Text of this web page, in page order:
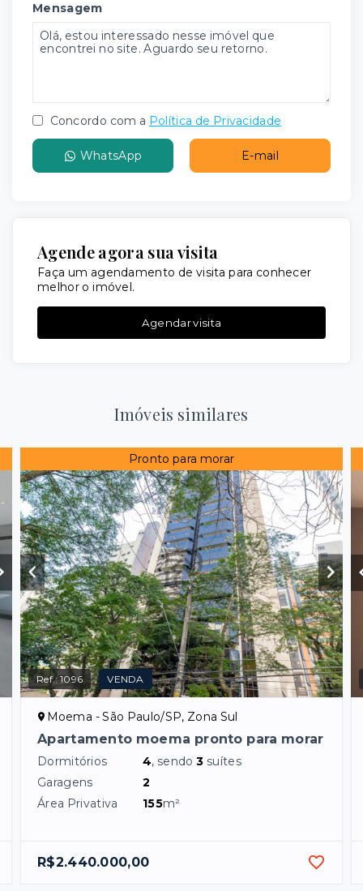
Mensagem
Concordo com a Política de Privacidade
WhatsApp E-mail
Agende agora sua visita
Faça um agendamento de visita para conhecer
melhor o imóvel.
Agendar visita
Imóveis similares
Pronto para morar
Ref.:1096 VENDA
Moema - São Paulo/SP, Zona Sul
Apartamento moema pronto para morar
Dormitórios 4, sendo3 suítes
Garagens
2
Área Privativa
155m²
R$2.440.000,00